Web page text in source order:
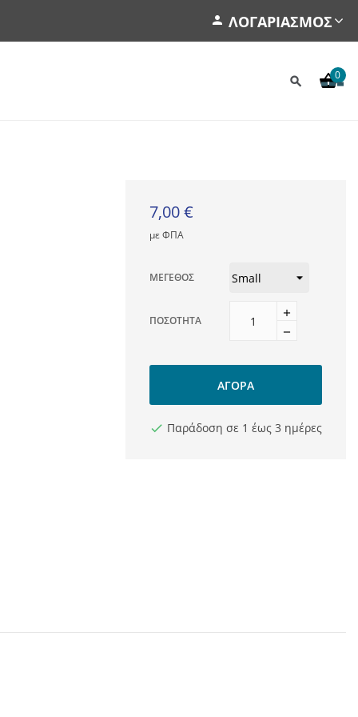
ΛΟΓΑΡΙΑΣΜΌΣ
0
7,00 €
με ΦΠΑ
ΜΈΓΕΘΟΣ
ΠΟΣΌΤΗΤΑ
ΑΓΟΡΆ
Παράδοση σε 1 έως 3 ημέρες